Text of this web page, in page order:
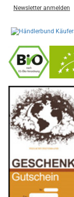
Newsletter anmelden